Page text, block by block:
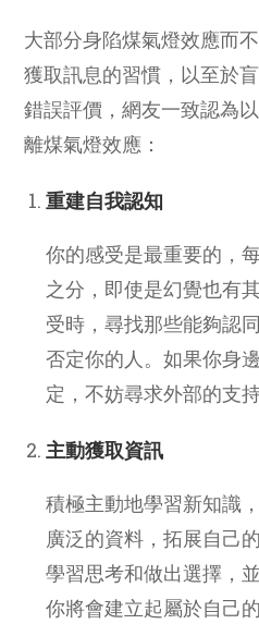
大部分身陷煤氣燈效應而
獲取訊息的習慣，以至於
錯誤評價，網友一致認為
離煤氣燈效應：
重建自我認知
你的感受是最重要的，
之分，即使是幻覺也有
受時，尋找那些能夠認
否定你的人。如果你身
定，不妨尋求外部的支持
主動獲取資訊
積極主動地學習新知識
廣泛的資料，拓展自己
學習思考和做出選擇，
你將會建立起屬於自己